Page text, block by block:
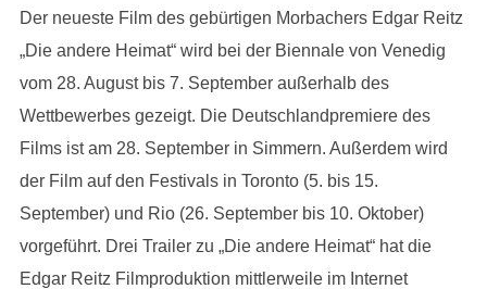
Der neueste Film des gebürtigen Morbachers Edgar Reitz
„Die andere Heimat“ wird bei der Biennale von Venedig
vom 28. August bis 7. September außerhalb des
Wettbewerbes gezeigt. Die Deutschlandpremiere des
Films ist am 28. September in Simmern. Außerdem wird
der Film auf den Festivals in Toronto (5. bis 15.
September) und Rio (26. September bis 10. Oktober)
vorgeführt. Drei Trailer zu „Die andere Heimat“ hat die
Edgar Reitz Filmproduktion mittlerweile im Internet